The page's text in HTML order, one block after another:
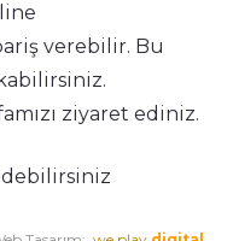
verebilir. Bu
ziyaret ediniz.